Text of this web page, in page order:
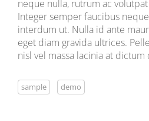
neque nulla, rutrum ac
Integer semper faucibus
interdum ut. Nulla id ante
eget diam gravida ultrices.
nisl vel massa lacinia at dictum
sample demo